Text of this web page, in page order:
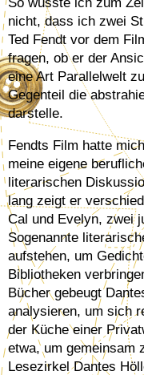
nicht, dass ich zwei
Ted Fendt vor dem
fragen, ob er der
eine Art Parallelwelt
Gegenteil die
darstelle.
Fendts Film hatte
meine eigene
literarischen
lang zeigt er
Cal und Evelyn, zwei
Sogenannte
aufstehen, um
Bibliotheken
Bücher gebeugt
analysieren, um sich
der Küche einer
etwa, um gemeinsam
Lesezirkel Dantes